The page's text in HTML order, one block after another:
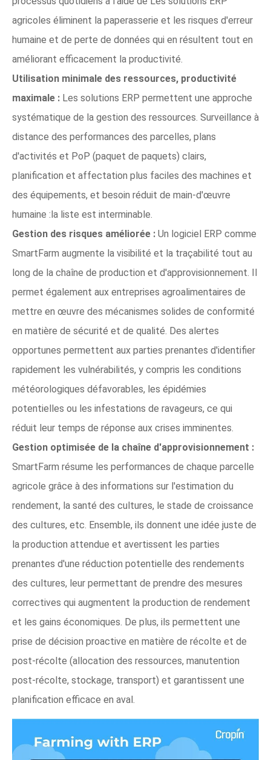
agricoles éliminent la paperasserie et les risques d'erreur
humaine et de perte de données qui en résultent tout en
améliorant efficacement la productivité.
Utilisation minimale des ressources, productivité
maximale : Les solutions ERP permettent une approche
systématique de la gestion des ressources. Surveillance à
distance des performances des parcelles, plans
d'activités et PoP (paquet de paquets) clairs,
planification et affectation plus faciles des machines et
des équipements, et besoin réduit de main-d'œuvre
humaine :la liste est interminable.
Gestion des risques améliorée : Un logiciel ERP comme
SmartFarm augmente la visibilité et la traçabilité tout au
long de la chaîne de production et d'approvisionnement. Il
permet également aux entreprises agroalimentaires de
mettre en œuvre des mécanismes solides de conformité
en matière de sécurité et de qualité. Des alertes
opportunes permettent aux parties prenantes d'identifier
rapidement les vulnérabilités, y compris les conditions
météorologiques défavorables, les épidémies
potentielles ou les infestations de ravageurs, ce qui
réduit leur temps de réponse aux crises imminentes.
Gestion optimisée de la chaîne d'approvisionnement :
SmartFarm résume les performances de chaque parcelle
agricole grâce à des informations sur l'estimation du
rendement, la santé des cultures, le stade de croissance
des cultures, etc. Ensemble, ils donnent une idée juste de
la production attendue et avertissent les parties
prenantes d'une réduction potentielle des rendements
des cultures, leur permettant de prendre des mesures
correctives qui augmentent la production de rendement
et les gains économiques. De plus, ils permettent une
prise de décision proactive en matière de récolte et de
post-récolte (allocation des ressources, manutention
post-récolte, stockage, transport) et garantissent une
planification efficace en aval.